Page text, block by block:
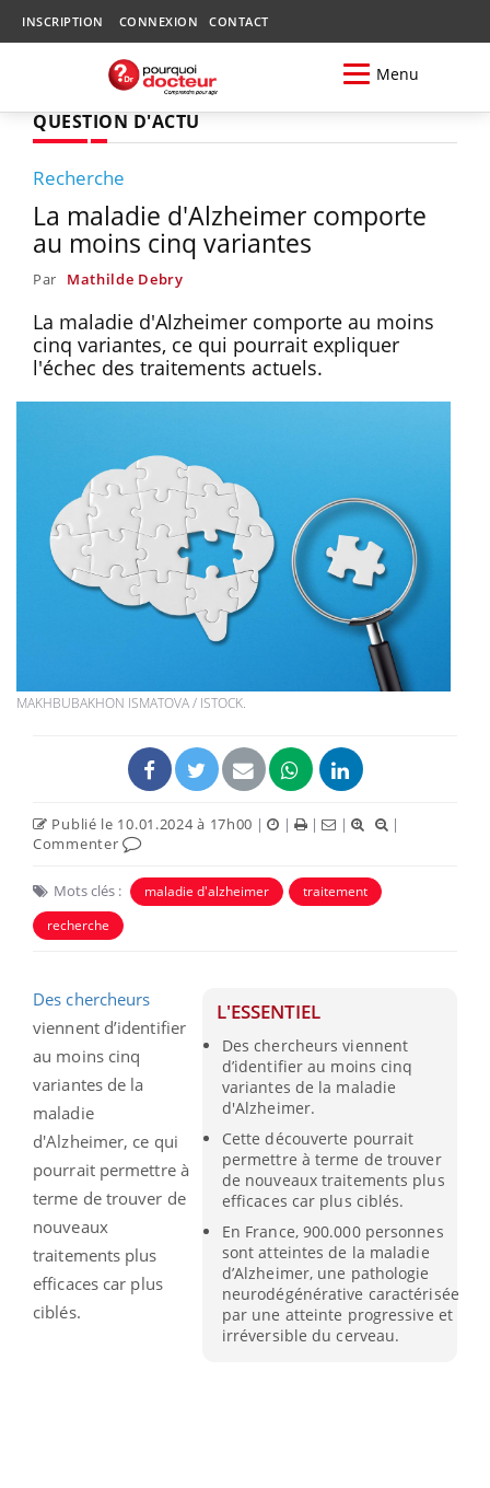
INSCRIPTION CONNEXION CONTACT
Menu
QUESTION D'ACTU
Recherche
La maladie d'Alzheimer comporte
au moins cinq variantes
Par Mathilde Debry
La maladie d'Alzheimer comporte au moins
cinq variantes, ce qui pourrait expliquer
l'échec des traitements actuels.
MAKHBUBAKHON ISMATOVA / ISTOCK.
Publié le 10.01.2024 à 17h00 | | | |
|
Commenter
Mots clés : maladie d'alzheimer
traitement
recherche
L'ESSENTIEL
Des chercheurs viennent
d’identifier au moins cinq
variantes de la maladie
d'Alzheimer.
Cette découverte pourrait
permettre à terme de trouver
de nouveaux traitements plus
efficaces car plus ciblés.
En France, 900.000 personnes
sont atteintes de la maladie
d’Alzheimer, une pathologie
neurodégénérative caractérisée
par une atteinte progressive et
irréversible du cerveau.
Des chercheurs
viennent d’identifier
au moins cinq
variantes de la
maladie
d'Alzheimer, ce qui
pourrait permettre à
terme de trouver de
nouveaux
traitements plus
efficaces car plus
ciblés.